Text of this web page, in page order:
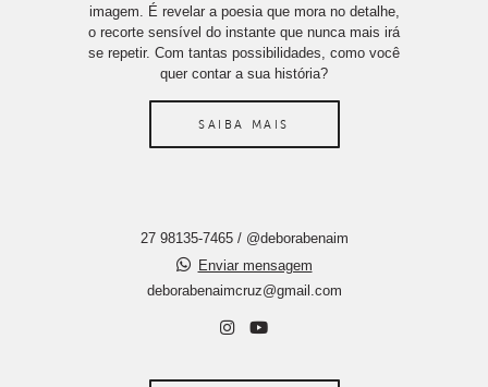
imagem. É revelar a poesia que mora no detalhe,
o recorte sensível do instante que nunca mais irá
se repetir. Com tantas possibilidades, como você
quer contar a sua história?
SAIBA MAIS
27 98135-7465 / @deborabenaim
Enviar mensagem
deborabenaimcruz@gmail.com